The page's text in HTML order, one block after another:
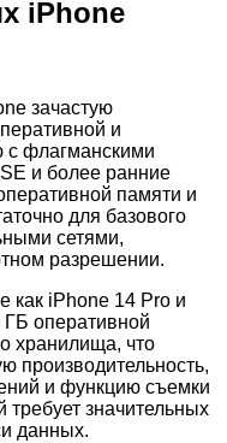
iPhone
зачастую
и
с флагманскими
и более ранние
памяти и
для базового
сетями,
разрешении.
как iPhone 14 Pro и
оперативной
хранилища, что
производительность,
и функцию съемки
значительных
данных.